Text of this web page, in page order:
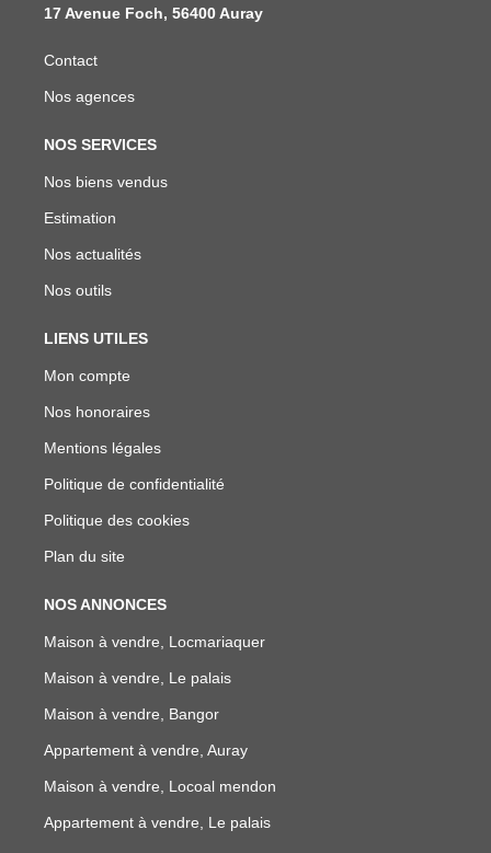
17 Avenue Foch, 56400 Auray
Contact
Nos agences
NOS SERVICES
Nos biens vendus
Estimation
Nos actualités
Nos outils
LIENS UTILES
Mon compte
Nos honoraires
Mentions légales
Politique de confidentialité
Politique des cookies
Plan du site
NOS ANNONCES
Maison à vendre, Locmariaquer
Maison à vendre, Le palais
Maison à vendre, Bangor
Appartement à vendre, Auray
Maison à vendre, Locoal mendon
Appartement à vendre, Le palais